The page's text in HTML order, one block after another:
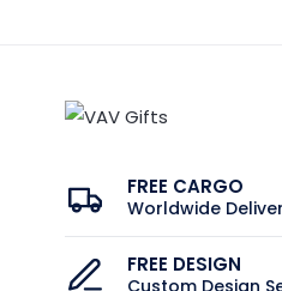
FREE CARGO
Worldwide
FREE DESIGN
Custom Design